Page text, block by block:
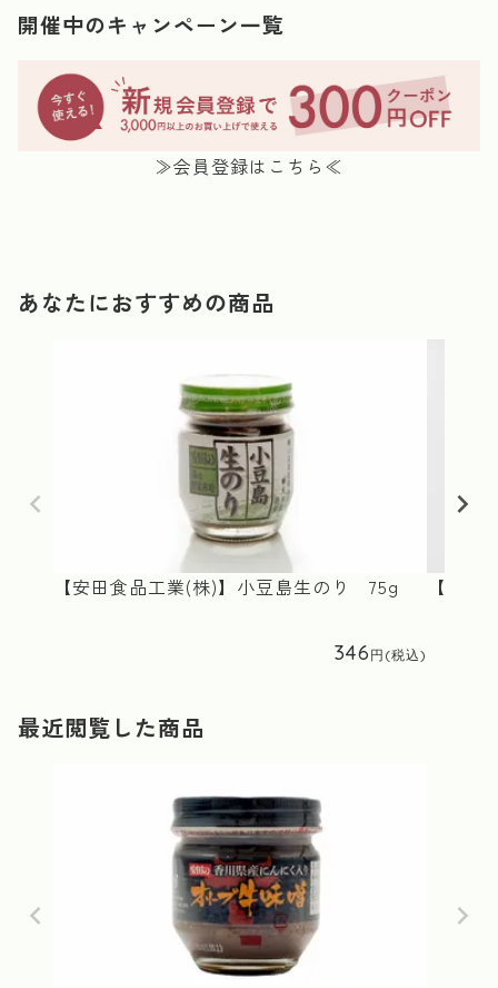
開催中のキャンペーン一覧
≫会員登録はこちら≪
あなたにおすすめの商品
【安田食品工業(株)】小豆島生のり 75g
346
【岡
最近閲覧した商品